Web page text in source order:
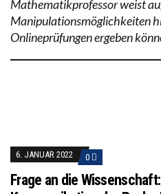
Mathematikprofessor weist
Manipulationsmöglichkeiten
Onlineprüfungen ergeben
6. JANUAR 2022 0
Frage an die